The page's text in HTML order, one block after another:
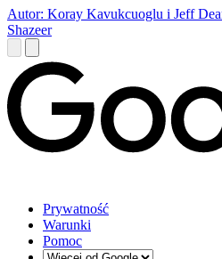
Autor: Koray Kavukcuoglu i Jeff
Shazeer
Prywatność
Warunki
Pomoc